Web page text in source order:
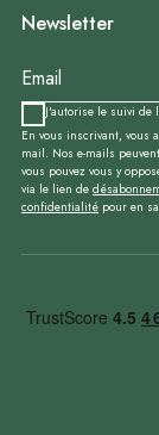
Newsletter
J'autorise le suivi de
En vous inscrivant, vous
mail. Nos e-mails
vous pouvez vous y
via le lien de
confidentialité pour en